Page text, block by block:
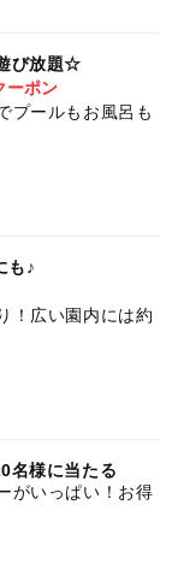
び放題☆
ーポン
プールもお風呂も
も♪
！広い園内には約
名様に当たる
がいっぱい！お得